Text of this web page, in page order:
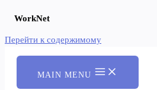
WorkNet
Перейти к содержимому
MAIN MENU